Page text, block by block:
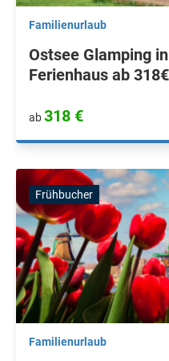
Familienurlaub
Ostsee Glamping
Ferienhaus ab
ab318 €
Frühbucher
Familienurlaub